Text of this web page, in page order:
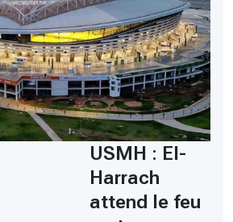
USMH : El-
Harrach
attend le feu